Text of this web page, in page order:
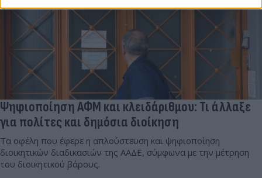
Ψηφιοποίηση ΑΦΜ και κλειδάριθμου: Τι άλλαξε
για πολίτες και δημόσια διοίκηση
Τα οφέλη που έφερε η απλούστευση και ψηφιοποίηση
διοικητικών διαδικασιών της ΑΑΔΕ, σύμφωνα με την μέτρηση
του διοικητικού βάρους.